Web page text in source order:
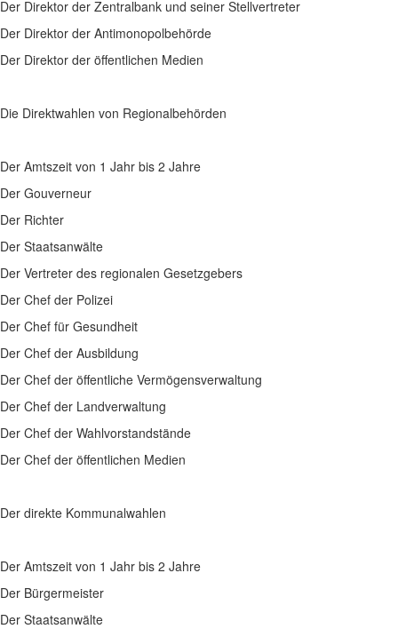
Der Direktor der Zentralbank und seiner Stellvertreter
Der Direktor der Antimonopolbehörde
Der Direktor der öffentlichen Medien
Die Direktwahlen von Regionalbehörden
Der Amtszeit von 1 Jahr bis 2 Jahre
Der Gouverneur
Der Richter
Der Staatsanwälte
Der Vertreter des regionalen Gesetzgebers
Der Chef der Polizei
Der Chef für Gesundheit
Der Chef der Ausbildung
Der Chef der öffentliche Vermögensverwaltung
Der Chef der Landverwaltung
Der Chef der Wahlvorstandstände
Der Chef der öffentlichen Medien
Der direkte Kommunalwahlen
Der Amtszeit von 1 Jahr bis 2 Jahre
Der Bürgermeister
Der Staatsanwälte